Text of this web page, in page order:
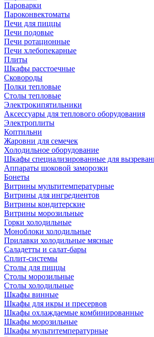
Пароварки
Пароконвектоматы
Печи для пиццы
Печи подовые
Печи ротационные
Печи хлебопекарные
Плиты
Шкафы расстоечные
Сковороды
Полки тепловые
Столы тепловые
Электрокипятильники
Аксессуары для теплового оборудования
Электроплиты
Коптильни
Жаровни для семечек
Холодильное оборудование
Шкафы специализированные для
Аппараты шоковой заморозки
Бонеты
Витрины мультитемпературные
Витрины для ингредиентов
Витрины кондитерские
Витрины морозильные
Горки холодильные
Моноблоки холодильные
Прилавки холодильные мясные
Саладетты и салат-бары
Сплит-системы
Столы для пиццы
Столы морозильные
Столы холодильные
Шкафы винные
Шкафы для икры и пресервов
Шкафы охлаждаемые комбинированные
Шкафы морозильные
Шкафы мультитемпературные